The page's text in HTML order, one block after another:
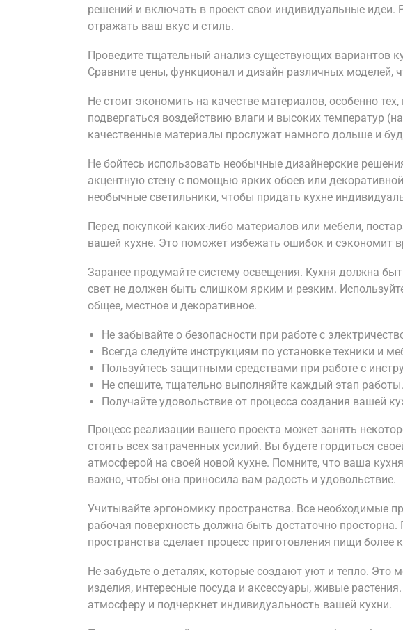
решений и включать в проект свои индивидуальные идеи.
отражать ваш вкус и стиль.
Проведите тщательный анализ существующих вариантов
Сравните цены, функционал и дизайн различных моделей,
Не стоит экономить на качестве материалов, особенно
подвергаться воздействию влаги и высоких температур
качественные материалы прослужат намного дольше и
Не бойтесь использовать необычные дизайнерские
акцентную стену с помощью ярких обоев или
необычные светильники, чтобы придать кухне
Перед покупкой каких-либо материалов или мебели,
вашей кухне. Это поможет избежать ошибок и сэкономит
Заранее продумайте систему освещения. Кухня должна
свет не должен быть слишком ярким и резким.
общее, местное и декоративное.
Не забывайте о безопасности при работе с
Всегда следуйте инструкциям по установке техники и
Пользуйтесь защитными средствами при работе с
Не спешите, тщательно выполняйте каждый этап работы.
Получайте удовольствие от процесса создания вашей
Процесс реализации вашего проекта может занять
стоять всех затраченных усилий. Вы будете гордиться
атмосферой на своей новой кухне. Помните, что ваша
важно, чтобы она приносила вам радость и удовольствие.
Учитывайте эргономику пространства. Все необходимые
рабочая поверхность должна быть достаточно просторна.
пространства сделает процесс приготовления пищи
Не забудьте о деталях, которые создают уют и тепло. Это
изделия, интересные посуда и аксессуары, живые
атмосферу и подчеркнет индивидуальность вашей кухни.